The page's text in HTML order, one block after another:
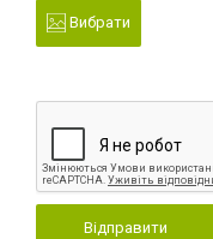
Вибрати
Відправити